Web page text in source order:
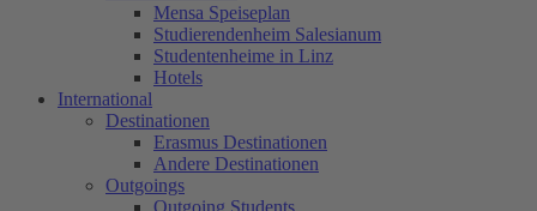
Mensa Speiseplan
Studierendenheim Salesianum
Studentenheime in Linz
Hotels
International
Destinationen
Erasmus Destinationen
Andere Destinationen
Outgoings
Outgoing Students